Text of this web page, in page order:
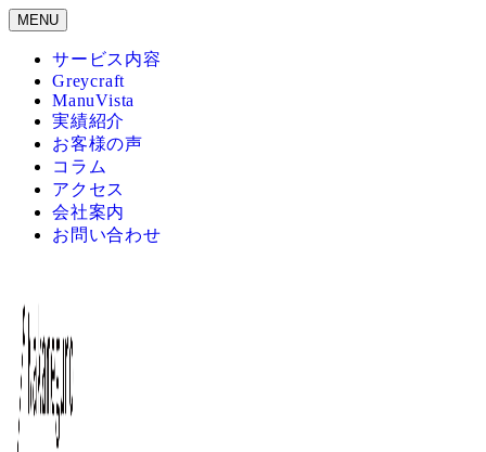
メMENU
サービス内容
Greycraft
ManuVista
実績紹介
お客様の声
コラム
アクセス
会社案内
お問い合わせ